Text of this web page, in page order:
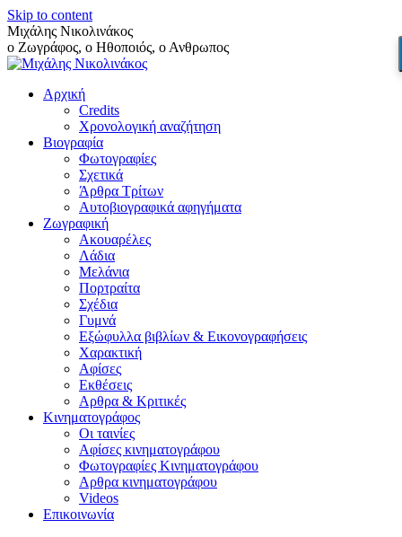
Skip to content
Μιχάλης Νικολινάκος
ο Ζωγράφος, ο Ηθοποιός, ο Ανθρωπος
Αρχική
Credits
Χρονολογική αναζήτηση
Βιογραφία
Φωτογραφίες
Σχετικά
Άρθρα Τρίτων
Αυτοβιογραφικά αφηγήματα
Ζωγραφική
Ακουαρέλες
Λάδια
Μελάνια
Πορτραίτα
Σχέδια
Γυμνά
Εξώφυλλα βιβλίων & Εικονογραφήσεις
Χαρακτική
Αφίσες
Εκθέσεις
Αρθρα & Κριτικές
Κινηματογράφος
Οι ταινίες
Αφίσες κινηματογράφου
Φωτογραφίες Κινηματογράφου
Αρθρα κινηματογράφου
Videos
Επικοινωνία